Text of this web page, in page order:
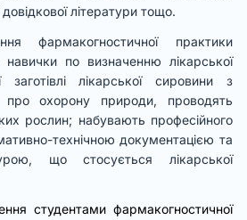
літератури тощо.
фармакогностичної практики
по визначенню лікарської
заготівлі лікарської сировини з
про охорону природи, проводять
рослин; набувають професійного
технічною документацією та
що стосується лікарської
студентами фармакогностичної